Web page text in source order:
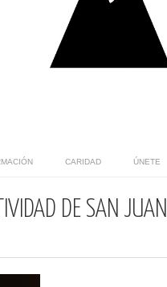
CARIDAD ÚNETE
DE SAN JUAN